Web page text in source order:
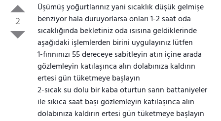
2
Üşümüş yoğurtlarınız yani sıcaklık düşük gelmişe
benziyor hala duruyorlarsa onları 1-2 saat oda
sıcaklığında bekletiniz oda ısısına geldiklerinde
aşağıdaki işlemlerden birini uygulayınız lütfen
1-fırınınızı 55 dereceye sabitleyin atın içine arada
gözlemleyin katılaşınca alın dolabınıza kaldırın
ertesi gün tüketmeye başlayın
2-sıcak su dolu bir kaba oturtun sarın battaniyeler
ile sıkıca saat başı gözlemleyin katılaşınca alın
dolabınıza kaldırın ertesi gün tüketmeye başlayın